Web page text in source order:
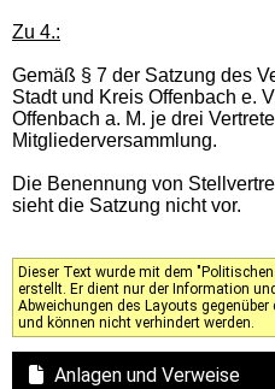
Zu 4.:
Gemäß § 7 der Satzung des
Stadt und Kreis Offenbach e.
Offenbach a. M. je drei
Mitgliederversammlung.
Die Benennung von
sieht die Satzung nicht vor.
Dieser Text wurde mit dem
erstellt. Er dient nur der Information
Abweichungen des Layouts
und können nicht verhindert werden.
Anlagen und Verweise